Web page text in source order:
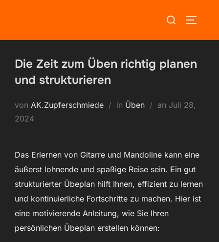
Suchen
Die Zeit zum Üben richtig planen
und strukturieren
von AK.Zupferschmiede in Üben an Veröffentlicht
Juli 28,
2024
Das Erlernen von Gitarre und Mandoline kann eine
äußerst lohnende und spaßige Reise sein. Ein gut
strukturierter Übeplan hilft Ihnen, effizient zu lernen
und kontinuierliche Fortschritte zu machen. Hier ist
eine motivierende Anleitung, wie Sie Ihren
persönlichen Übeplan erstellen können: